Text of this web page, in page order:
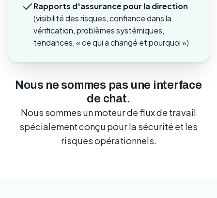
Rapports d'assurance pour la direction
(visibilité des risques, confiance dans la
vérification, problèmes systémiques,
tendances, « ce qui a changé et pourquoi »)
Nous ne sommes pas une interface
de chat.
Nous sommes un moteur de flux de travail
spécialement conçu pour la sécurité et les
risques opérationnels.